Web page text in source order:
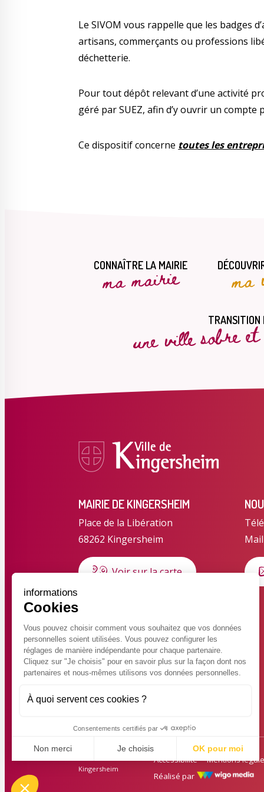
informations
Cookies
Vous pouvez choisir comment vous souhaitez que vos données
personnelles soient utilisées. Vous pouvez configurer les
réglages de manière indépendante pour chaque partenaire.
Cliquez sur "Je choisis" pour en savoir plus sur la façon dont nos
partenaires et nous-mêmes utilisons vos données personnelles.
À quoi servent ces cookies ?
Consentements certifiés par
Non merci Je choisis OK pour moi
Plateforme de Gestion du Consentement : Personnalisez
Le SIVOM vous rappelle que les badges
artisans, commerçants ou professions
déchetterie.
Pour tout dépôt relevant d’une activité
géré par SUEZ, afin d’y ouvrir un compte
Ce dispositif concerne toutes les
CONNAÎTRE LA MAIRIE
ma mairie ma
TRANSITION
une ville sobre
MAIRIE DE KINGERSHEIM
Place de la Libération
68262 Kingersheim
Voir sur la carte
Horaires d'été du 6 juillet au 28
août 2026
Lundi au jeudi : 8h30 – 12h
Vendredi : 8h30 – 14h30 en
continu
Kingersheim
Accessibilité
Mentions
Réalisé par